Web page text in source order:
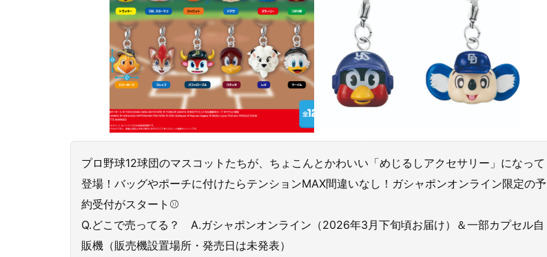
プロ野球12球団のマスコットたちが、ちょこんとかわいい「めじるしアクセサリー」になって
登場！バッグやポーチに付けたらテンションMAX間違いなし！ガシャポンオンライン限定の予
約受付がスタート⚾
Q.どこで売ってる？ A.ガシャポンオンライン（2026年3月下旬頃お届け）＆一部カプセル自
販機（販売機設置場所・発売日は未発表）